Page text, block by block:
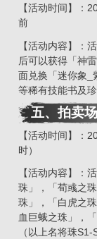
【活动时间】
前
【活动内容】：
后可以获得「神
面兑换「迷你象_
等稀有技能书及
五、拍卖场
【活动时间】：
时）
【活动内容】：
珠」，「荀彧之
珠」，「白虎之
血巨蛾之珠」，
（以上名将珠